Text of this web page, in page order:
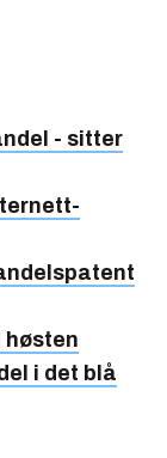
- sitter
høsten
i det blå